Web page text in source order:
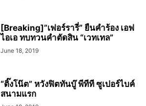
[Breaking]”เฟอร์รารี่” ยืนคำร้อง เอฟ
ไอเอ ทบทวนคำตัดสิน “เวทเทล”
June 18, 2019
“ติ๊งโน๊ต” หวังฟิตทันบู๊ พีทีที ซูเปอร์ไบค์
สนามแรก